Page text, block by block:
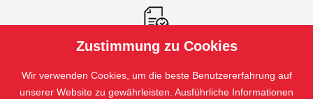
Informationen zum Auftrag
Durchgehende Kommunikation über die
Auftragsabwicklung.
Zustimmung zu Cookies
Wir verwenden Cookies, um die beste Benutzererfahrung auf
unserer Website zu gewährleisten. Ausführliche Informationen